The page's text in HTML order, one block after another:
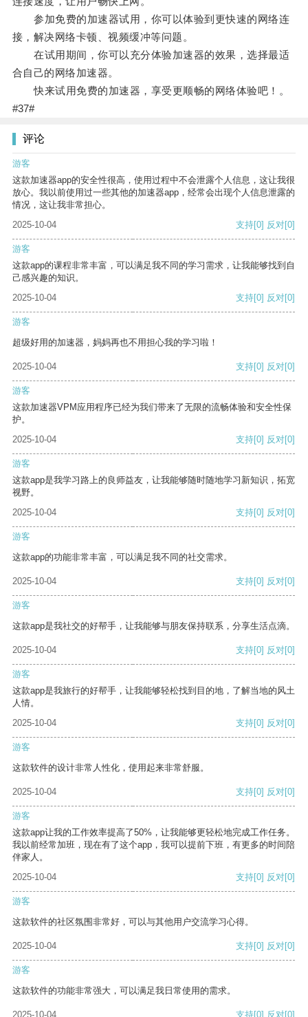
参加免费的加速器试用，你可以体验到更快速的网络连
接，解决网络卡顿、视频缓冲等问题。
在试用期间，你可以充分体验加速器的效果，选择最适
合自己的网络加速器。
快来试用免费的加速器，享受更顺畅的网络体验吧！。
#37#
评论
游客
这款加速器app的安全性很高，使用过程中不会泄露个人信息，这让我很
放心。我以前使用过一些其他的加速器app，经常会出现个人信息泄露的
情况，这让我非常担心。
2025-10-04
支持[0] 反对[0]
游客
这款app的课程非常丰富，可以满足我不同的学习需求，让我能够找到自
己感兴趣的知识。
2025-10-04
支持[0] 反对[0]
游客
超级好用的加速器，妈妈再也不用担心我的学习啦！
2025-10-04 支持[0] 反对[0]
游客
这款加速器VPM应用程序已经为我们带来了无限的流畅体验和安全性保
护。
2025-10-04
支持[0] 反对[0]
游客
这款app是我学习路上的良师益友，让我能够随时随地学习新知识，拓宽
视野。
2025-10-04
支持[0] 反对[0]
游客
这款app的功能非常丰富，可以满足我不同的社交需求。
2025-10-04 支持[0] 反对[0]
游客
这款app是我社交的好帮手，让我能够与朋友保持联系，分享生活点滴。
2025-10-04 支持[0] 反对[0]
游客
这款app是我旅行的好帮手，让我能够轻松找到目的地，了解当地的风土
人情。
2025-10-04
支持[0] 反对[0]
游客
这款软件的设计非常人性化，使用起来非常舒服。
2025-10-04 支持[0] 反对[0]
游客
这款app让我的工作效率提高了50%，让我能够更轻松地完成工作任务。
我以前经常加班，现在有了这个app，我可以提前下班，有更多的时间陪
伴家人。
2025-10-04
支持[0] 反对[0]
游客
这款软件的社区氛围非常好，可以与其他用户交流学习心得。
2025-10-04 支持[0] 反对[0]
游客
这款软件的功能非常强大，可以满足我日常使用的需求。
2025-10-04 支持[0] 反对[0]